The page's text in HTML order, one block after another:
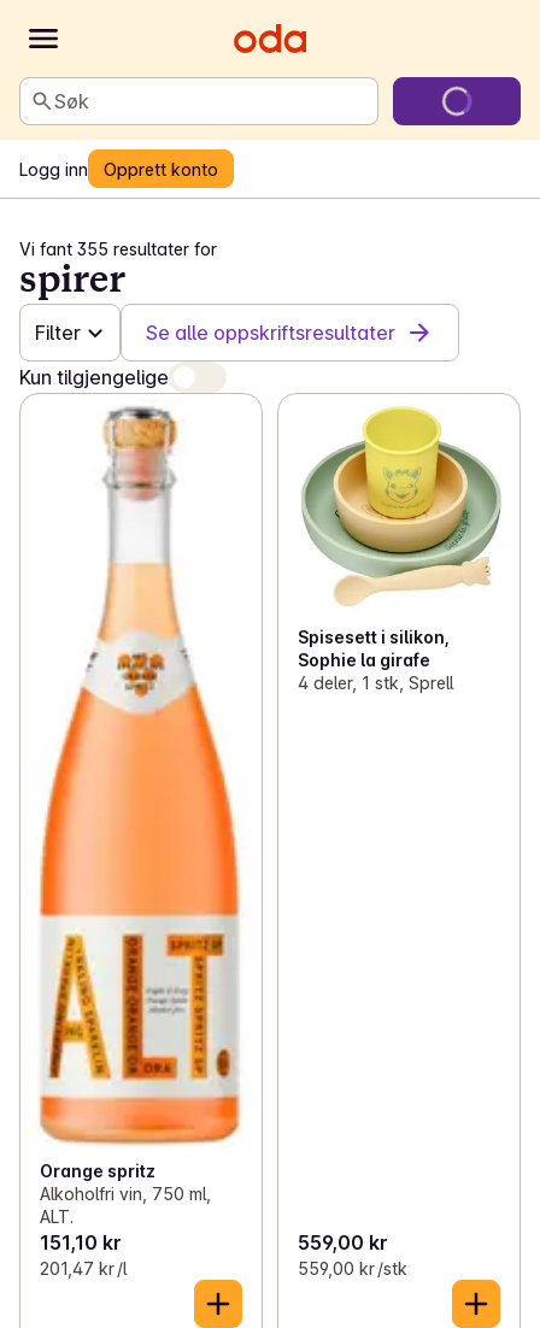
Søk
Logg inn Opprett konto
Vi fant 355 resultater for
spirer
Filter
Se alle oppskriftsresultater
Kun tilgjengelige
Orange spritz
Alkoholfri vin, 750 ml,
ALT.
151,10 kr
201,47 kr /l
Spisesett i silikon,
Sophie la girafe
4 deler, 1 stk, Sprell
559,00 kr
559,00 kr /stk